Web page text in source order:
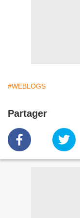
#WEBLOGS
Partager